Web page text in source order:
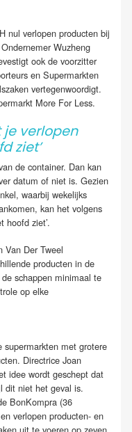
nul verlopen producten bij
Wuzheng
ook de voorzitter
en Supermarkten
vertegenwoordigt.
More For Less.
je verlopen
ziet’
de container. Dan kan
datum of niet is. Gezien
waarbij wekelijks
kan het volgens
hoofd ziet’.
Van Der Tweel
producten in de
schappen minimaal te
op elke
met grotere
Directrice Joan
idee wordt geschept dat
dit niet het geval is.
BonKompra (36
verlopen producten- en